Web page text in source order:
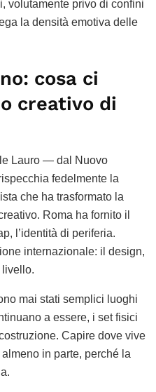
volutamente privo di confini
la densità emotiva delle
cosa ci
creativo di
Lauro — dal Nuovo
fedelmente la
che ha trasformato la
Roma ha fornito il
l’identità di periferia.
internazionale: il design,
livello.
mai stati semplici luoghi
a essere, i set fisici
Capire dove vive
in parte, perché la